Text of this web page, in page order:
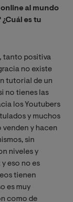
al mundo
es tu
tanto positiva
no existe
tutorial de un
no tienes las
los Youtubers
y muchos
venden y hacen
sin
niveles y
eso no es
tienen
es muy
como de